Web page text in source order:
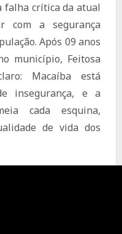
falha crítica da atual
com a segurança
Após 09 anos
município, Feitosa
Macaíba está
insegurança, e a
cada esquina,
de vida dos